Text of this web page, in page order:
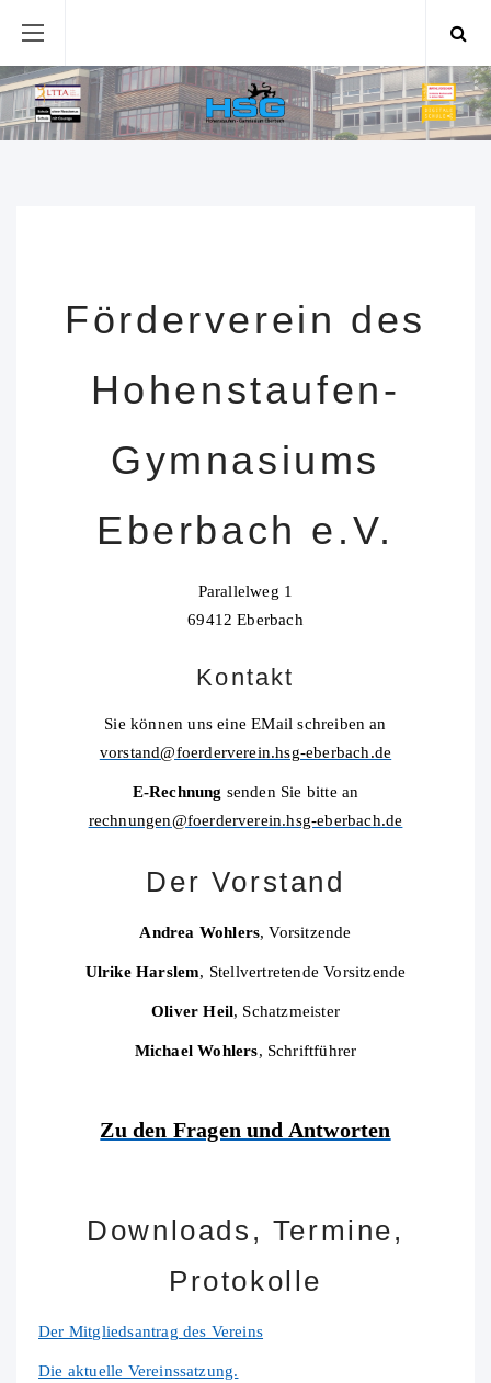
Förderverein des
Hohenstaufen-
Gymnasiums
Eberbach e.V.
Parallelweg 1
69412 Eberbach
Kontakt
Sie können uns eine EMail schreiben an
vorstand@foerderverein.hsg-eberbach.de
E-Rechnung senden Sie bitte an
rechnungen@foerderverein.hsg-eberbach.de
Der Vorstand
Andrea Wohlers, Vorsitzende
Ulrike Harslem, Stellvertretende Vorsitzende
Oliver Heil, Schatzmeister
Michael Wohlers, Schriftführer
Zu den Fragen und Antworten
Downloads, Termine,
Protokolle
Der Mitgliedsantrag des Vereins
Die aktuelle Vereinssatzung.